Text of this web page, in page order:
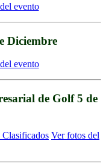
evento
Diciembre
evento
de Golf 5 de
Clasificados Ver fotos del